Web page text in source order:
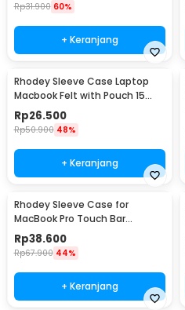
Rp31.900 60%
+ Keranjang
Rhodey Sleeve Case Laptop
Macbook Felt with Pouch 15
Inch - AK01
Rp26.500
Rp50.900 48%
+ Keranjang
Rhodey Sleeve Case for
MacBook Pro Touch Bar
Neoprene with Pouch 14 Inch -
YG6005
Rp38.600
Rp67.900 44%
+ Keranjang